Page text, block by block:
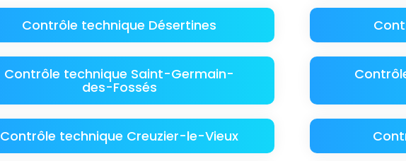
Contrôle technique Désertines
Contrôle technique Saint-Germain-
des-Fossés
Contrôle technique Creuzier-le-Vieux